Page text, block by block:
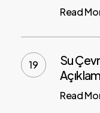
Read
Su
Read